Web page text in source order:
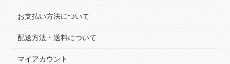
お支払い方法について
配送方法・送料について
マイアカウント